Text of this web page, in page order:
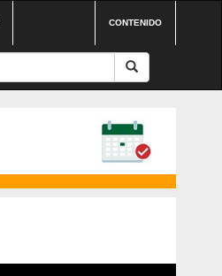
CONTENIDO